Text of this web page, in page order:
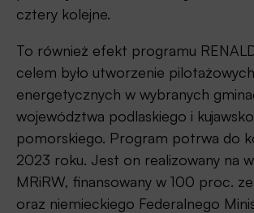
cztery kolejne.
To również efekt programu
celem było utworzenie
energetycznych w wybranych
województwa podlaskiego i
pomorskiego. Program potrwa do
2023 roku. Jest on realizowany na
MRiRW, finansowany w 100 proc.
oraz niemieckiego Federalnego